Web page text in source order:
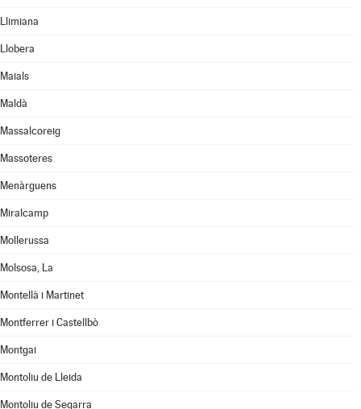
Llimiana
Llobera
Maials
Maldà
Massalcoreig
Massoteres
Menàrguens
Miralcamp
Mollerussa
Molsosa, La
Montellà i Martinet
Montferrer i Castellbò
Montgai
Montoliu de Lleida
Montoliu de Segarra